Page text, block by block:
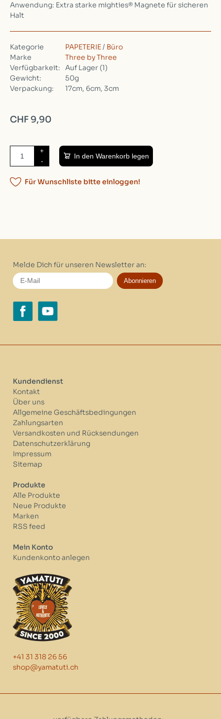
Anwendung: Extra starke mighties® Magnete für sicheren
Halt
Kategorie PAPETERIE/ Büro
Marke
Three by Three
Verfügbarkeit:
Auf Lager (1)
Gewicht:
50g
Verpackung:
17cm, 6cm, 3cm
CHF 9,90
+
-
In den Warenkorb legen
Für Wunschliste bitte einloggen!
Melde Dich für unseren Newsletter an:
Abonnieren
Kundendienst
Kontakt
Über uns
Allgemeine Geschäftsbedingungen
Zahlungsarten
Versandkosten und Rücksendungen
Datenschutzerklärung
Impressum
Sitemap
Produkte
Alle Produkte
Neue Produkte
Marken
RSS feed
Mein Konto
Kundenkonto anlegen
+41 31 318 26 56
shop@yamatuti.ch